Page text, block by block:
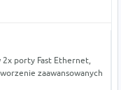
2x porty Fast Ethernet,
zaawansowanych